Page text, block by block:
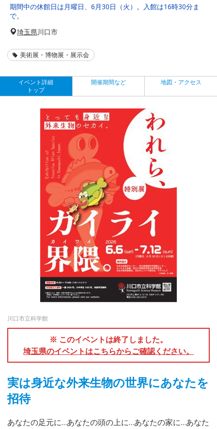
期間中の休館日は月曜日、6月30日（火）。入館は16時30分ま
で。
埼玉県 川口市
美術展・博物展・展示会
イベント詳細
トップ
開催期間など 地図・アクセス
川口市立科学館
※ このイベントは終了しました。
埼玉県のイベントはこちらからご確認ください。
実は身近な外来生物の世界にあなたを
招待
あなたの足元に…あなたの頭の上に…あなたの家に…あなた